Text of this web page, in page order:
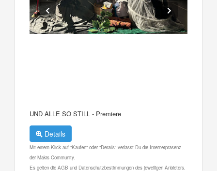
UND ALLE SO STILL - Premiere
Details
Mit einem Klick auf "Kaufen" oder "Details" verlässt Du die Internetpräsenz
der Makis Community.
Es gelten die AGB und Datenschutzbestimmungen des jeweiligen Anbieters.